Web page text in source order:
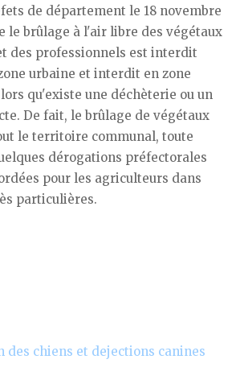
de département le 18 novembre
le brûlage à l'air libre des végétaux
des professionnels est interdit
urbaine et interdit en zone
qu'existe une déchèterie ou un
De fait, le brûlage de végétaux
le territoire communal, toute
dérogations préfectorales
pour les agriculteurs dans
particulières.
des chiens et dejections canines